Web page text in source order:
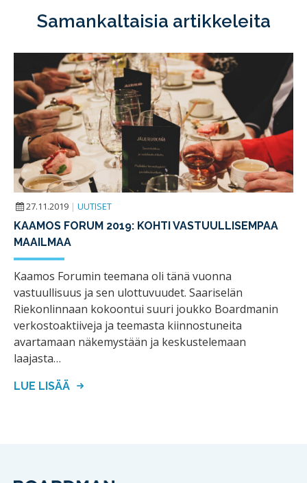
Samankaltaisia artikkeleita
27.11.2019 | UUTISET
KAAMOS FORUM 2019: KOHTI VASTUULLISEMPAA
MAAILMAA
Kaamos Forumin teemana oli tänä vuonna
vastuullisuus ja sen ulottuvuudet. Saariselän
Riekonlinnaan kokoontui suuri joukko Boardmanin
verkostoaktiiveja ja teemasta kiinnostuneita
avartamaan näkemystään ja keskustelemaan
laajasta…
LUE LISÄÄ